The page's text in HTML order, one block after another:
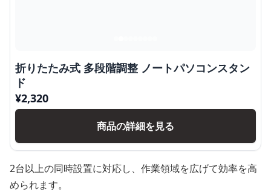
折りたたみ式 多段階調整 ノートパソコンスタン
ド
¥2,320
商品の詳細を見る
2台以上の同時設置に対応し、作業領域を広げて効率を高
められます。